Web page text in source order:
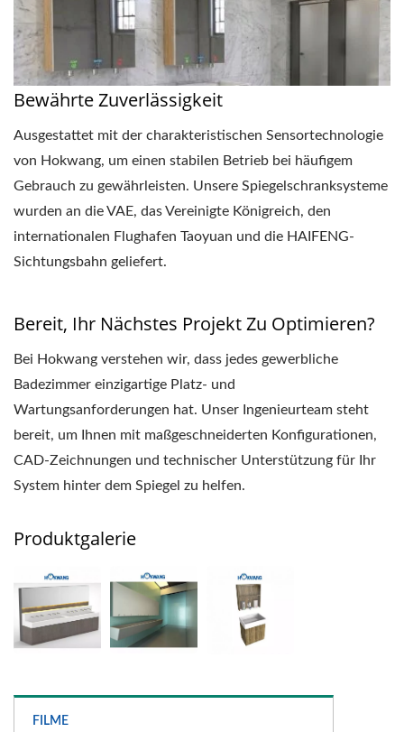
Bewährte Zuverlässigkeit
Ausgestattet mit der charakteristischen Sensortechnologie
von Hokwang, um einen stabilen Betrieb bei häufigem
Gebrauch zu gewährleisten. Unsere Spiegelschranksysteme
wurden an die VAE, das Vereinigte Königreich, den
internationalen Flughafen Taoyuan und die HAIFENG-
Sichtungsbahn geliefert.
Bereit, Ihr Nächstes Projekt Zu Optimieren?
Bei Hokwang verstehen wir, dass jedes gewerbliche
Badezimmer einzigartige Platz- und
Wartungsanforderungen hat. Unser Ingenieurteam steht
bereit, um Ihnen mit maßgeschneiderten Konfigurationen,
CAD-Zeichnungen und technischer Unterstützung für Ihr
System hinter dem Spiegel zu helfen.
Produktgalerie
FILME